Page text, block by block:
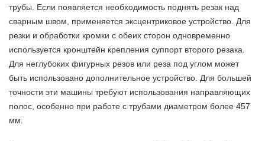
трубы. Если появляется необходимость поднять резак над
сварным швом, применяется эксцентриковое устройство. Для
резки и обработки кромки с обеих сторон одновременно
используется кронштейн крепления суппорт второго резака.
Для неглубоких фигурных резов или реза под углом может
быть использовано дополнительное устройство. Для большей
точности эти машины требуют использования направляющих
полос, особенно при работе с трубами диаметром более 457
мм.